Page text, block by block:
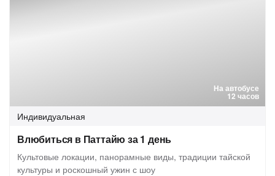
На автобусе
12 часов
Индивидуальная
Влюбиться в Паттайю за 1 день
Культовые локации, панорамные виды, традиции тайской
культуры и роскошный ужин с шоу